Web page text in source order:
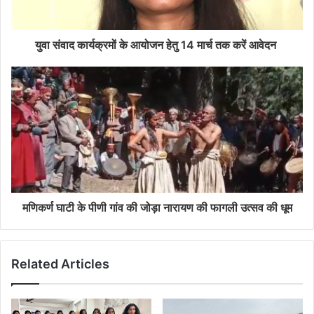
युवा संवाद कार्यक्रमों के आयोजन हेतु 14 मार्च तक करें आवेदन
मणिकर्ण घाटी के पीणी गांव की जोड़ा नारायण की फागली उत्सव की धूम
Related Articles